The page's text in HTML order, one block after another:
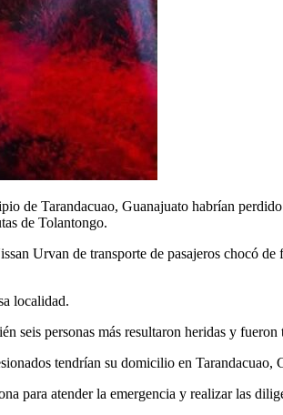
Tarandacuao, Guanajuato habrían perdido
de Tolantongo.
Urvan de transporte de pasajeros chocó
localidad.
seis personas más resultaron heridas y
tendrían su domicilio en Tarandacuao,
para atender la emergencia y realizar las